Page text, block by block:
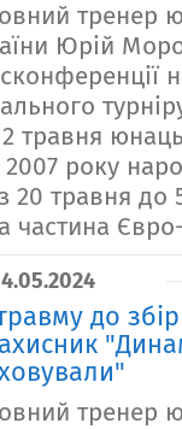
тренер
Юрій
травня
2007 року
20 травня до
до
тренер